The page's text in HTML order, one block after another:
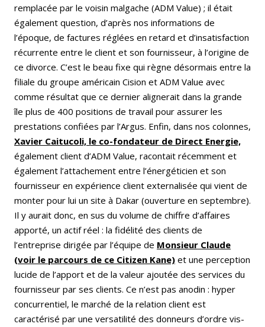
remplacée par le voisin malgache (ADM Value) ; il était
également question, d’après nos informations de
l’époque, de factures réglées en retard et d’insatisfaction
récurrente entre le client et son fournisseur, à l’origine de
ce divorce. C’est le beau fixe qui règne désormais entre la
filiale du groupe américain Cision et ADM Value avec
comme résultat que ce dernier alignerait dans la grande
île plus de 400 positions de travail pour assurer les
prestations confiées par l’Argus. Enfin, dans nos colonnes,
Xavier Caitucoli, le co-fondateur de Direct Energie,
également client d’ADM Value, racontait récemment et
également l’attachement entre l’énergéticien et son
fournisseur en expérience client externalisée qui vient de
monter pour lui un site à Dakar (ouverture en septembre).
Il y aurait donc, en sus du volume de chiffre d’affaires
apporté, un actif réel : la fidélité des clients de
l’entreprise dirigée par l’équipe de Monsieur Claude
(voir le parcours de ce Citizen Kane) et une perception
lucide de l’apport et de la valeur ajoutée des services du
fournisseur par ses clients. Ce n’est pas anodin : hyper
concurrentiel, le marché de la relation client est
caractérisé par une versatilité des donneurs d’ordre vis-